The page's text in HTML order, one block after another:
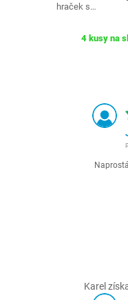
hraček s…
4 kusy na
Karel